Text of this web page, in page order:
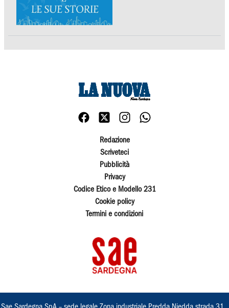
Redazione
Scriveteci
Pubblicità
Privacy
Codice Etico e Modello 231
Cookie policy
Termini e condizioni